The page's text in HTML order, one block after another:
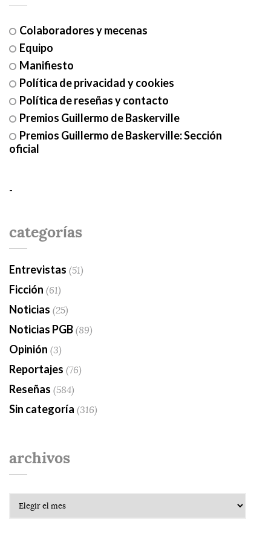
Colaboradores y mecenas
Equipo
Manifiesto
Política de privacidad y cookies
Política de reseñas y contacto
Premios Guillermo de Baskerville
Premios Guillermo de Baskerville: Sección
oficial
-
categorías
Entrevistas (51)
Ficción (61)
Noticias (25)
Noticias PGB(89)
Opinión (3)
Reportajes (76)
Reseñas (584)
Sin categoría (316)
archivos